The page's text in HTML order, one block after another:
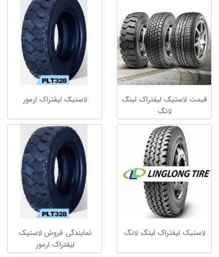
قیمت لاستیک لیفتراک لینگ
لانگ
لاستیک لیفتراک ارمور
لاستیک لیفتراک لینگ لانگ
نمایندگی فروش لاستیک
لیفتراک ارمور